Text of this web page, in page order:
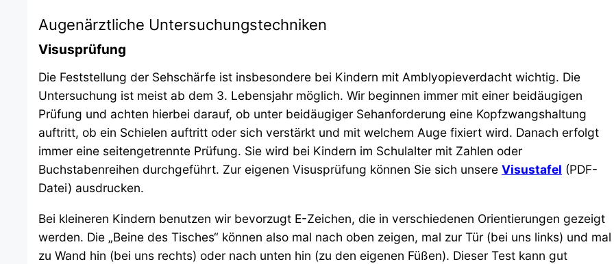
Augenärztliche Untersuchungstechniken
Visusprüfung
Die Feststellung der Sehschärfe ist insbesondere bei Kindern mit Amblyopieverdacht wichtig. Die
Untersuchung ist meist ab dem 3. Lebensjahr möglich. Wir beginnen immer mit einer beidäugigen
Prüfung und achten hierbei darauf, ob unter beidäugiger Sehanforderung eine Kopfzwangshaltung
auftritt, ob ein Schielen auftritt oder sich verstärkt und mit welchem Auge fixiert wird. Danach erfolgt
immer eine seitengetrennte Prüfung. Sie wird bei Kindern im Schulalter mit Zahlen oder
Buchstabenreihen durchgeführt. Zur eigenen Visusprüfung können Sie sich unsere Visustafel (PDF-
Datei) ausdrucken.
Bei kleineren Kindern benutzen wir bevorzugt E-Zeichen, die in verschiedenen Orientierungen gezeigt
werden. Die „Beine des Tisches“ können also mal nach oben zeigen, mal zur Tür (bei uns links) und mal
zu Wand hin (bei uns rechts) oder nach unten hin (zu den eigenen Füßen). Dieser Test kann gut